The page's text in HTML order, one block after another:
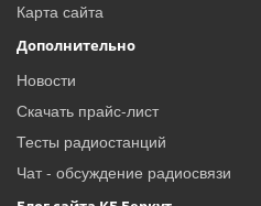
Карта сайта
Дополнительно
Новости
Скачать прайс-лист
Тесты радиостанций
Чат - обсуждение радиосвязи